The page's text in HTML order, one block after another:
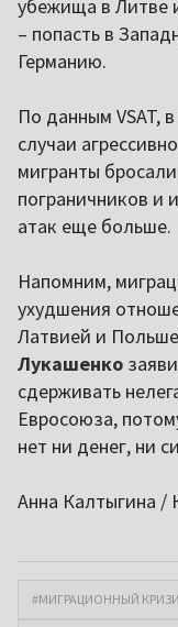
убежища в Литве
– попасть в
Германию.
По данным VSAT,
случаи
мигранты
пограничников и
атак еще больше.
Напомним,
ухудшения
Латвией и
Лукашенко
сдерживать
Евросоюза,
нет ни денег, ни
Анна Калтыгина
#МИГРАЦИОННЫЙ